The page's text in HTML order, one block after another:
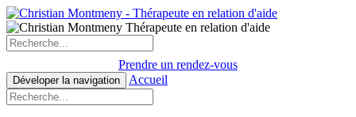
Prendre un rendez-vous
Déveloper la navigation Accueil